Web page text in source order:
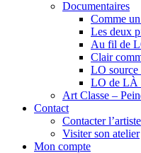
Documentaires
Comme
Les deux
Au fil de
Clair
LO source
LO de LÀ
Art Classe –
Contact
Contacter l’artiste
Visiter son atelier
Mon compte